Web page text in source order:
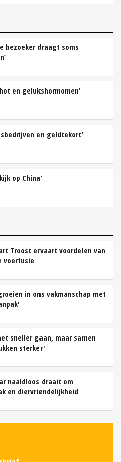
bezoeker draagt soms
en gelukshormomen’
en geldtekort’
op China’
Troost ervaart voordelen van
voerfusie
in ons vakmanschap met
sneller gaan, maar samen
sterker'
naaldloos draait om
en diervriendelijkheid